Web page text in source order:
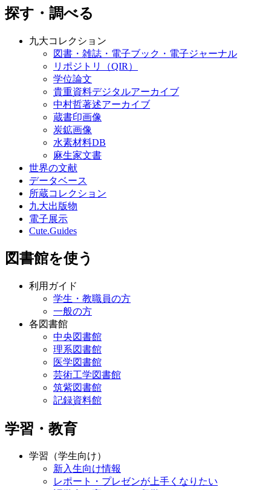
探す・調べる
九大コレクション
図書・雑誌・電子ブック・電子ジャーナル
リポジトリ（QIR）
学位論文
貴重資料デジタルアーカイブ
中村哲著述アーカイブ
蔵書印画像
炭鉱画像
水素材料DB
麻生家文書
世界の文献
データベース
所蔵コレクション
九大出版物
電子展示
Cute.Guides
図書館を使う
利用ガイド
学生・教職員の方
一般の方
各図書館
中央図書館
理系図書館
医学図書館
芸術工学図書館
筑紫図書館
記録資料館
学習・教育
学習（学生向け）
新入生向け情報
レポート・プレゼンが上手くなりたい